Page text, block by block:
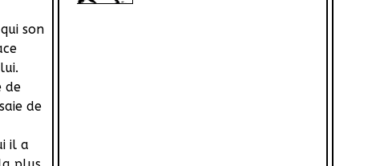
son
de
de
il a